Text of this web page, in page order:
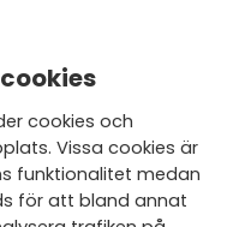
Ekoappens
gärna del
cookies och
Vissa cookies är
funktionalitet medan
för att bland annat